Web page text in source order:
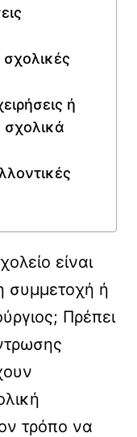
ή
σχολικά
είναι
συμμετοχή ή
Πρέπει
τρόπο να